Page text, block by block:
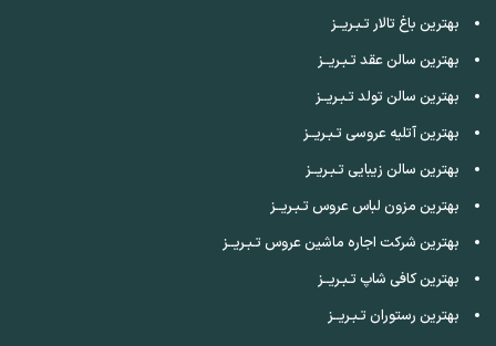
بهترین باغ تالار تـبـریــز
بهترین سالن عقد تـبـریــز
بهترین سالن تولد تـبـریــز
بهترین آتلیه عروسی تـبـریــز
بهترین سالن زیبایی تـبـریــز
بهترین مزون لباس عروس تـبـریــز
بهترین شرکت اجاره ماشین عروس تـبـریــز
بهترین کافی شاپ تـبـریــز
بهترین رستوران تـبـریــز